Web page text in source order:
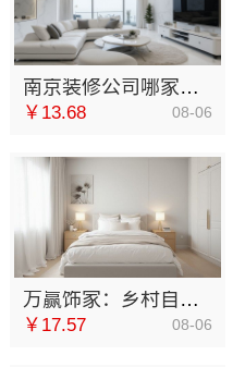
南京装修公司哪家好？南京市创亿讯更省心
￥13.68 08-06
万赢饰家：乡村自建家装施工门窗焕新，安全耐用有保障
￥17.57 08-06